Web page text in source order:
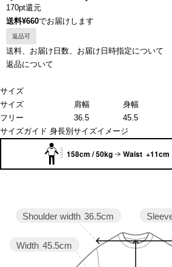
170pt還元
送料¥660でお届けします
返品可
送料、お届け日数、お届け日時指定について
返品について
サイズ
サイズ
肩幅 身幅
フリー
36.5 45.5
サイズガイド 身長別サイズイメージ
158cm / 50kg Waist +11cm
Width 45.5cm
Shoulder width 36.5cm